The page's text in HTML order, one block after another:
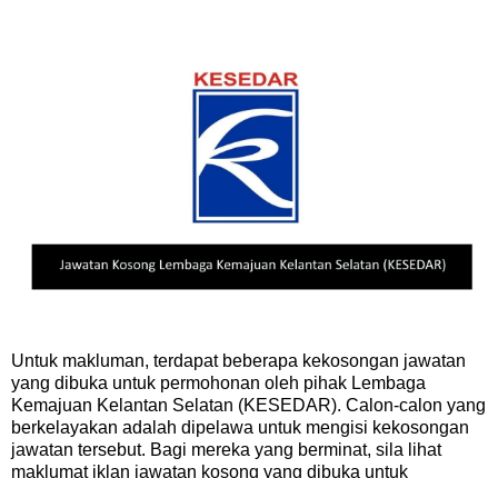
Untuk makluman, terdapat beberapa kekosongan jawatan
yang dibuka untuk permohonan oleh pihak Lembaga
Kemajuan Kelantan Selatan (KESEDAR). Calon-calon yang
berkelayakan adalah dipelawa untuk mengisi kekosongan
jawatan tersebut. Bagi mereka yang berminat, sila lihat
maklumat iklan jawatan kosong yang dibuka untuk